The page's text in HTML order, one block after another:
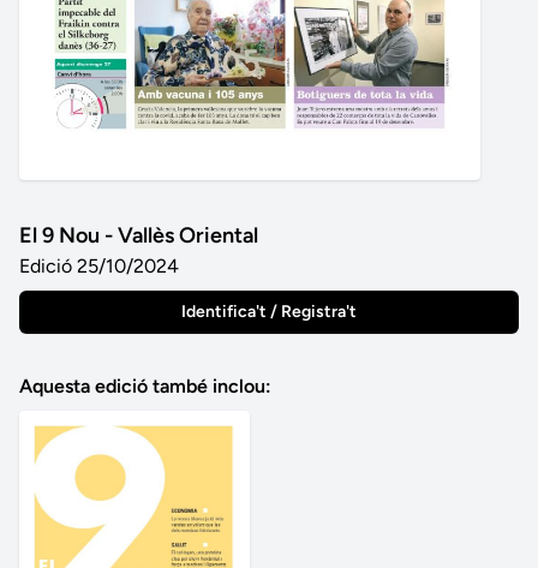
El 9 Nou - Vallès Oriental
Edició 25/10/2024
Identifica't / Registra't
Aquesta edició també inclou: